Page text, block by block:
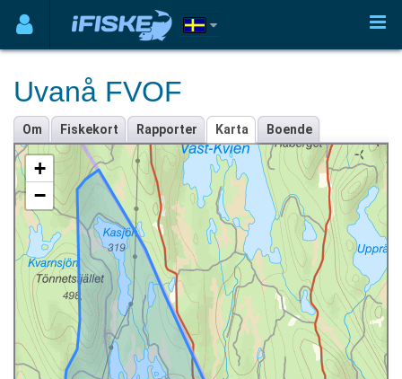
Uvanå FVOF
Om Fiskekort Rapporter Karta Boende
+
−